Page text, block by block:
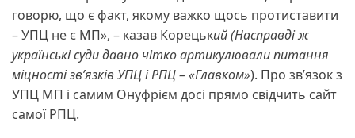
говорю, що є факт, якому важко щось протиставити
– УПЦ не є МП», – казав Корецький (Насправді ж
українські суди давно чітко артикулювали питання
міцності зв’язків УПЦ і РПЦ – «Главком»). Про зв’язок з
УПЦ МП і самим Онуфрієм досі прямо свідчить сайт
самої РПЦ.